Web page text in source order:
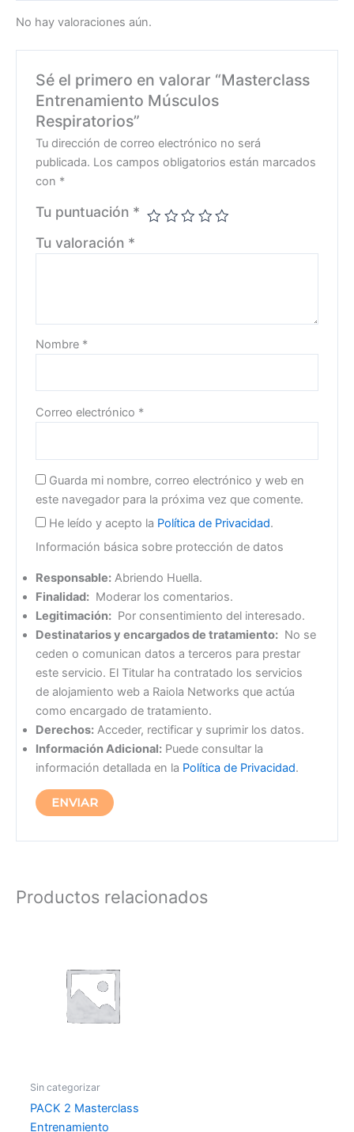
No hay valoraciones aún.
Sé el primero en valorar “Masterclass
Entrenamiento Músculos
Respiratorios”
Tu dirección de correo electrónico no será
publicada. Los campos obligatorios están marcados
con *
Tu puntuación *
Tu valoración *
Nombre *
Correo electrónico *
Guarda mi nombre, correo electrónico y web en
este navegador para la próxima vez que comente.
He leído y acepto la Política de Privacidad.
Información básica sobre protección de datos
Responsable: Abriendo Huella.
Finalidad: Moderar los comentarios.
Legitimación: Por consentimiento del interesado.
Destinatarios y encargados de tratamiento: No se
ceden o comunican datos a terceros para prestar
este servicio. El Titular ha contratado los servicios
de alojamiento web a Raiola Networks que actúa
como encargado de tratamiento.
Derechos: Acceder, rectificar y suprimir los datos.
Información Adicional: Puede consultar la
información detallada en la Política de Privacidad.
Productos relacionados
Sin categorizar
PACK 2 Masterclass
Entrenamiento